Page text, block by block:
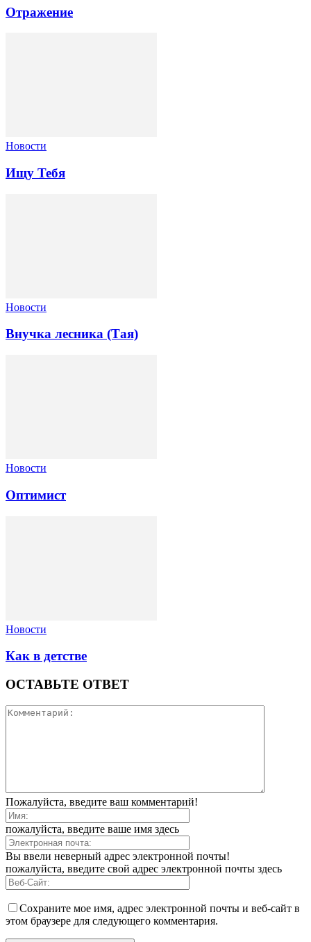
Отражение
Новости
Ищу Тебя
Новости
Внучка лесника (Тая)
Новости
Оптимист
Новости
Как в детстве
ОСТАВЬТЕ ОТВЕТ
Пожалуйста, введите ваш комментарий!
пожалуйста, введите ваше имя здесь
Вы ввели неверный адрес электронной почты!
пожалуйста, введите свой адрес электронной почты здесь
Сохраните мое имя, адрес электронной почты и веб-сайт в
этом браузере для следующего комментария.